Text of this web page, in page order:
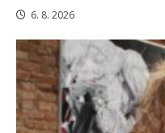
6. 8. 2026